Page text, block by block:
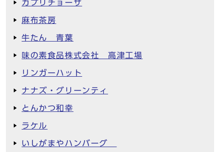
カプリチョーザ
麻布茶房
牛たん 青葉
味の素食品株式会社 高津工場
リンガーハット
ナナズ・グリーンティ
とんかつ和幸
ラケル
いしがまやハンバーグ